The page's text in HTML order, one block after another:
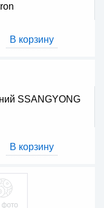
В корзину
SSANGYONG
В корзину